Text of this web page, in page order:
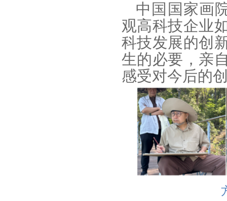
中国国家画
观高科技企业
科技发展的创
生的必要，亲
感受对今后的